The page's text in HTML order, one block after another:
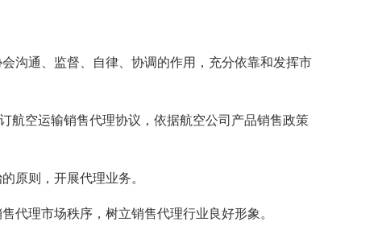
通、监督、自律、协调的作用，充分依靠和发挥市
空运输销售代理协议，依据航空公司产品销售政策
则，开展代理业务。
理市场秩序，树立销售代理行业良好形象。